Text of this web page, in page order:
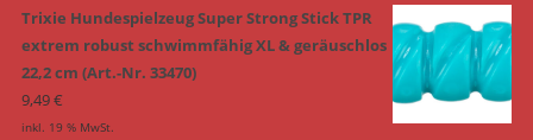
Trixie Hundespielzeug Super Strong Stick TPR
extrem robust schwimmfähig XL & geräuschlos
22,2 cm (Art.-Nr. 33470)
9,49€
inkl. 19 % MwSt.